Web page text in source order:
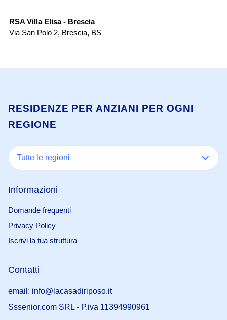
RSA Villa Elisa - Brescia
Via San Polo 2, Brescia, BS
RESIDENZE PER ANZIANI PER OGNI
REGIONE
Tutte le regioni
Informazioni
Domande frequenti
Privacy Policy
Iscrivi la tua struttura
Contatti
email: info@lacasadiriposo.it
Sssenior.com SRL - P.iva 11394990961